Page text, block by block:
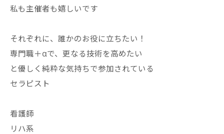
私も主催者も嬉しいです
それぞれに、誰かのお役に立ちたい！
専門職＋αで、更なる技術を高めたい
と優しく純粋な気持ちで参加されている
セラピスト
看護師
リハ系